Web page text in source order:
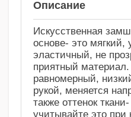
Описание
Искусственная
основе- это мягкий,
эластичный, не
приятный
равномерный,
рукой, меняется
также оттенок
учитывайте это при